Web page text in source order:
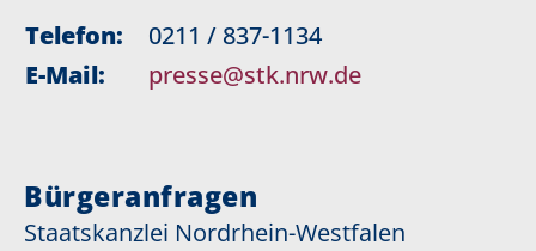
Telefon:
0211 / 837-1134
E-Mail:
presse@stk.nrw.de
Bürgeranfragen
Staatskanzlei Nordrhein-Westfalen